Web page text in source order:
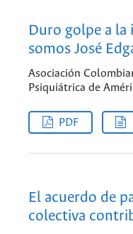
Duro golpe a
somos José
Asociación
Psiquiátrica de
PDF
El acuerdo de
colectiva